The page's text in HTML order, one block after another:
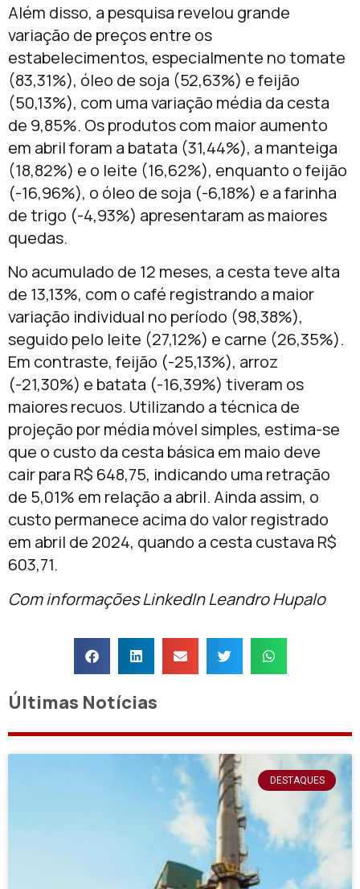
Além disso, a pesquisa revelou grande
variação de preços entre os
estabelecimentos, especialmente no tomate
(83,31%), óleo de soja (52,63%) e feijão
(50,13%), com uma variação média da cesta
de 9,85%. Os produtos com maior aumento
em abril foram a batata (31,44%), a manteiga
(18,82%) e o leite (16,62%), enquanto o feijão
(-16,96%), o óleo de soja (-6,18%) e a farinha
de trigo (-4,93%) apresentaram as maiores
quedas.
No acumulado de 12 meses, a cesta teve alta
de 13,13%, com o café registrando a maior
variação individual no período (98,38%),
seguido pelo leite (27,12%) e carne (26,35%).
Em contraste, feijão (-25,13%), arroz
(-21,30%) e batata (-16,39%) tiveram os
maiores recuos. Utilizando a técnica de
projeção por média móvel simples, estima-se
que o custo da cesta básica em maio deve
cair para R$ 648,75, indicando uma retração
de 5,01% em relação a abril. Ainda assim, o
custo permanece acima do valor registrado
em abril de 2024, quando a cesta custava R$
603,71.
Com informações LinkedIn Leandro Hupalo
Últimas Notícias
DESTAQUES